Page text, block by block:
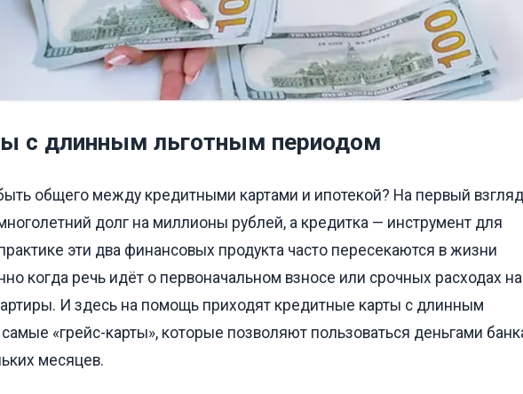
с длинным льготным периодом
общего между кредитными картами и ипотекой? На первый взгляд
долг на миллионы рублей, а кредитка — инструмент для
эти два финансовых продукта часто пересекаются в жизни
когда речь идёт о первоначальном взносе или срочных расходах на
И здесь на помощь приходят кредитные карты с длинным
«грейс-карты», которые позволяют пользоваться деньгами
месяцев.